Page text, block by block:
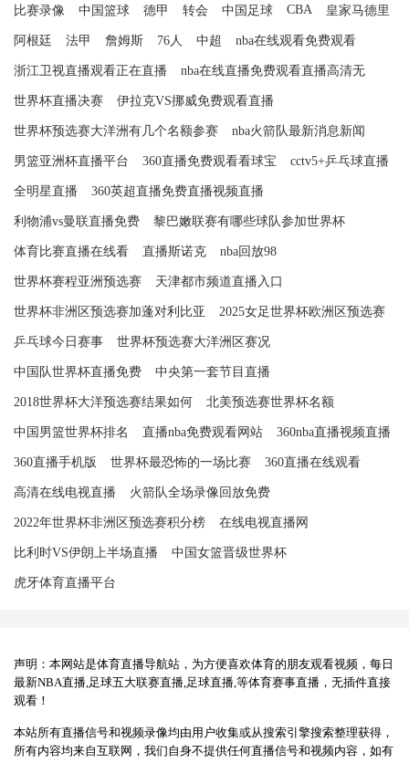
比赛录像 中国篮球 德甲 转会 中国足球 CBA 皇家马德里
阿根廷 法甲 詹姆斯 76人 中超 nba在线观看免费观看
浙江卫视直播观看正在直播 nba在线直播免费观看直播高清无
世界杯直播决赛 伊拉克VS挪威免费观看直播
世界杯预选赛大洋洲有几个名额参赛 nba火箭队最新消息新闻
男篮亚洲杯直播平台 360直播免费观看看球宝 cctv5+乒乓球直播
全明星直播 360英超直播免费直播视频直播
利物浦vs曼联直播免费 黎巴嫩联赛有哪些球队参加世界杯
体育比赛直播在线看 直播斯诺克 nba回放98
世界杯赛程亚洲预选赛 天津都市频道直播入口
世界杯非洲区预选赛加蓬对利比亚 2025女足世界杯欧洲区预选赛
乒乓球今日赛事 世界杯预选赛大洋洲区赛况
中国队世界杯直播免费 中央第一套节目直播
2018世界杯大洋预选赛结果如何 北美预选赛世界杯名额
中国男篮世界杯排名 直播nba免费观看网站 360nba直播视频直播
360直播手机版 世界杯最恐怖的一场比赛 360直播在线观看
高清在线电视直播 火箭队全场录像回放免费
2022年世界杯非洲区预选赛积分榜 在线电视直播网
比利时VS伊朗上半场直播 中国女篮晋级世界杯
虎牙体育直播平台
声明：本网站是体育直播导航站，为方便喜欢体育的朋友观看视频，每日
最新NBA直播,足球五大联赛直播,足球直播,等体育赛事直播，无插件直接
观看！
本站所有直播信号和视频录像均由用户收集或从搜索引擎搜索整理获得，
所有内容均来自互联网，我们自身不提供任何直播信号和视频内容，如有